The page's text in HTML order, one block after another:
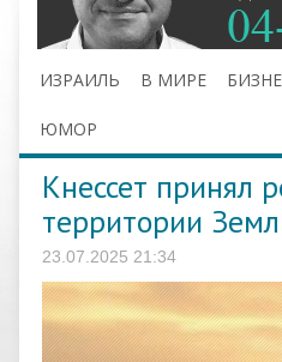
ИЗРАИЛЬ В МИРЕ
ЮМОР
Кнессет принял
территории
23.07.2025 21:34